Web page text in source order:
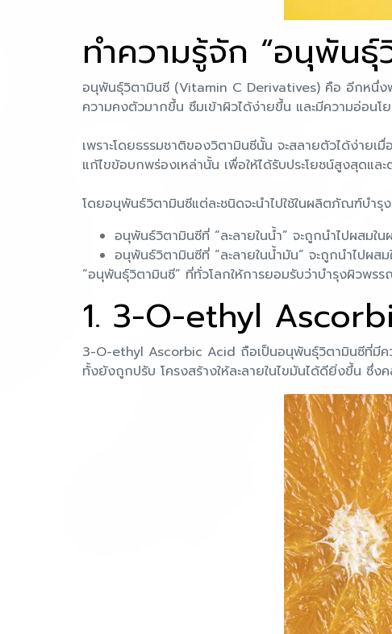
ทำความรู้จัก “อนุพันธุ์
อนุพันธุ์วิตามินซี (Vitamin C Derivatives) คือ อีกหนึ่งฟ
ความคงตัวมากขึ้น ซึมเข้าผิวได้ง่ายขึ้น และมีความอ่อนโ
เพราะโดยธรรมชาติของวิตามินซีนั้น จะสลายตัวได้ง่าย
แก้ไขข้อบกพร่องเหล่านั้น เพื่อให้ได้รับประโยชน์สูงสุดแล
โดยอนุพันธ์วิตามินซีแต่ละชนิดจะนำไปใช้ในผลิตภัณฑ์บำ
อนุพันธ์วิตามินซีที่ “ละลายในน้ำ” จะถูกนำไปผสมใ
อนุพันธ์วิตามินซีที่ “ละลายในน้ำมัน” จะถูกนำไปผสม
“อนุพันธุ์วิตามินซี” ที่ทั่วโลกให้การยอมรับว่าบำรุงผิวพร
1. 3-O-ethyl
3-O-ethyl Ascorbic Acid ถือเป็นอนุพันธุ์วิตามินซีที่มีค
ทั้งยังถูกปรับ โครงสร้างให้ละลายในไขมันได้ดียิ่งขึ้น ซึ่